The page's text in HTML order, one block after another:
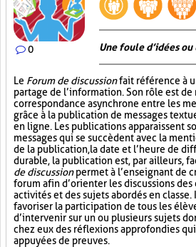
0 Une foule d’idées ou
Le Forum de discussionfait référence à
partage de l’information. Son rôle est
correspondance asynchrone entre les
grâce à la publication de messages
en ligne. Les publications apparaissent
messages qui se succèdent avec la
de la publication, la date et l’heure de
durable, la publication est, par ailleurs,
de discussionpermet à l’enseignant de
forum afin d’orienter les discussions
activités et des sujets abordés en classe.
favoriser la participation de tous les
d’intervenir sur un ou plusieurs sujets
chez eux des réflexions approfondies
appuyées de preuves.